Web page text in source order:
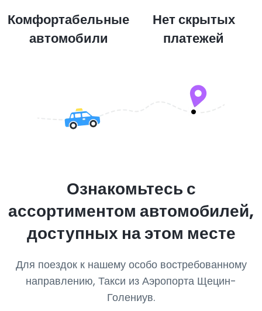
Комфортабельные
автомобили
Нет скрытых
платежей
Ознакомьтесь с
ассортиментом автомобилей,
доступных на этом месте
Для поездок к нашему особо востребованному
направлению, Такси из Аэропорта Щецин-
Голениув.